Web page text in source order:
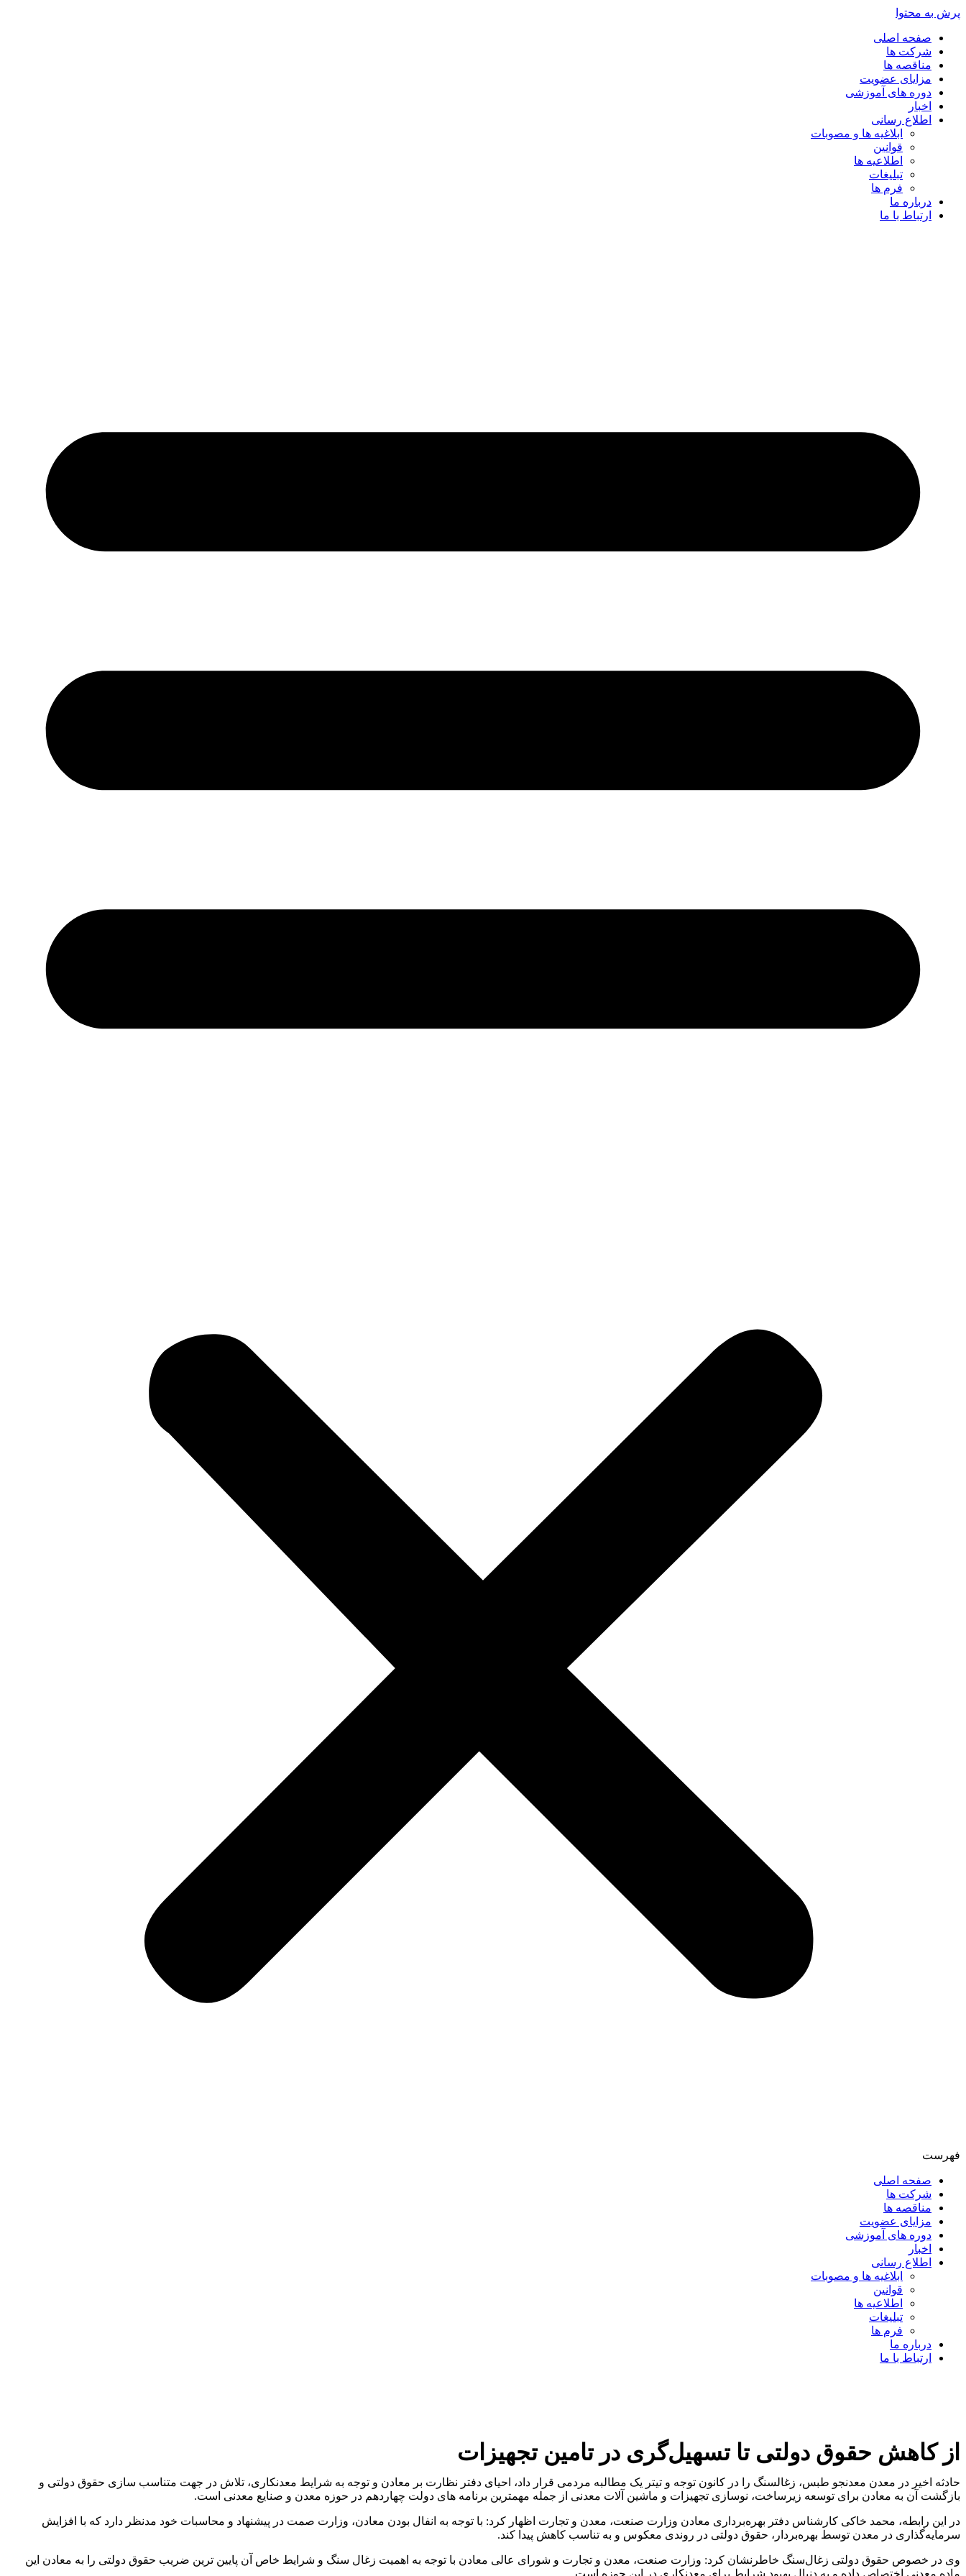
پرش به محتوا
صفحه اصلی
شرکت ها
مناقصه ها
مزایای عضویت
دوره های آموزشی
اخبار
اطلاع رسانی
ابلاغیه ها و مصوبات
قوانین
اطلاعیه ها
تبلیغات
فرم ها
درباره ما
ارتباط با ما
فهرست
صفحه اصلی
شرکت ها
مناقصه ها
مزایای عضویت
دوره های آموزشی
اخبار
اطلاع رسانی
ابلاغیه ها و مصوبات
قوانین
اطلاعیه ها
تبلیغات
فرم ها
درباره ما
ارتباط با ما
از کاهش حقوق دولتی تا تسهیل‌گری در تامین تجهیزات
حادثه اخیر در معدن معدنجو طبس، زغالسنگ را در کانون توجه و تیتر یک مطالبه مردمی قرار داد، احیای دفتر نظارت بر معادن و توجه به شرایط معدنکاری، تلاش در جهت متناسب سازی حقوق دولتی و
بازگشت آن به معادن برای توسعه زیرساخت، نوسازی تجهیزات و ماشین آلات معدنی از جمله مهمترین برنامه های دولت چهاردهم در حوزه معدن و صنایع معدنی است.
در این رابطه، محمد خاکی کارشناس دفتر بهره‌برداری معادن وزارت صنعت، معدن و تجارت اظهار کرد: با توجه به انفال بودن معادن، وزارت صمت در پیشنهاد و محاسبات خود مدنظر دارد که با افزایش
سرمایه‌گذاری در معدن توسط بهره‌بردار، حقوق دولتی در روندی معکوس و به تناسب کاهش پیدا کند.
وی در خصوص حقوق دولتی زغال‌سنگ خاطرنشان کرد: وزارت صنعت، معدن و تجارت و شورای عالی معادن با توجه به اهمیت زغال سنگ و شرایط خاص آن پایین ترین ضریب حقوق دولتی را به معادن این
ماده معدنی اختصاص داده و به دنبال بهبود شرایط برای معدنکاری در این حوزه است.